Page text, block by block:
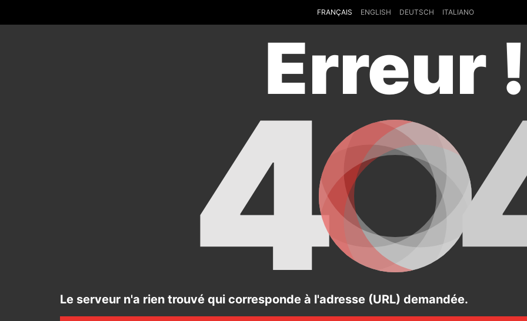
FRANÇAIS ENGLISH DEUTSCH ITALIANO
Erreur !
4
Le serveur n'a rien trouvé qui corresponde à l'adresse (URL) demandée.